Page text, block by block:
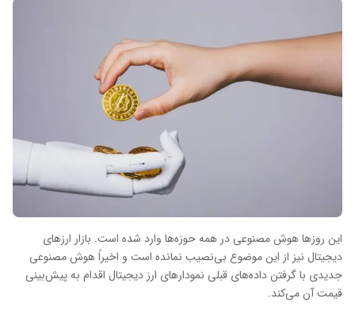
این روزها هوش مصنوعی در همه حوزه‌ها وارد شده است. بازار ارزهای
دیجیتال نیز از این موضوع بی‌نصیب نمانده است و اخیراً هوش مصنوعی
جدیدی با گرفتن داده‌های قبلی نمودارهای ارز دیجیتال اقدام به پیش‌بینی
قیمت آن می‌کند.